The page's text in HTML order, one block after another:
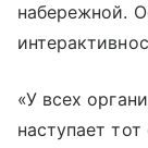
набережной.
«У всех
наступает